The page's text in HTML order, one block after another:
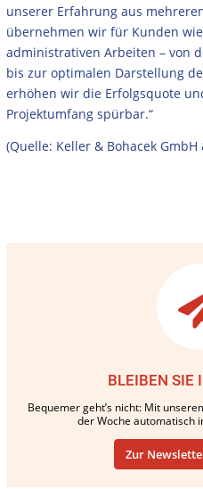
unserer Erfahrung aus
übernehmen wir für Kunden
administrativen Arbeiten – von
bis zur optimalen Darstellung
erhöhen wir die Erfolgsquote
Projektumfang spürbar.“
(Quelle: Keller & Bohacek GmbH
BLEIBEN SIE
Bequemer geht’s nicht: Mit
der Woche automatisch
Zur